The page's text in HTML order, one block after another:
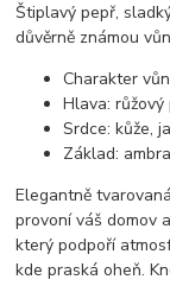
Štiplavý pepř,
důvěrně známou
Charakter
Hlava:
Srdce: kůže,
Základ:
Elegantně
provoní váš domov
který podpoří
kde praská oheň.